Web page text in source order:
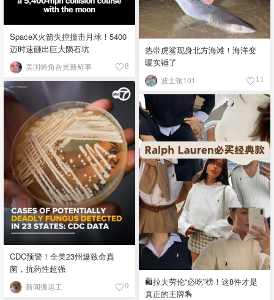
热带虎鲨现身北方海滩！海洋变
暖实锤了
波士顿101 11
SpaceX火箭失控撞击月球！5400
迈时速砸出巨大陨石坑
美国犄角旮旯新鲜事 8
CDC预警！全美23州爆致命真
菌，抗药性超强
新闻搬运工 9
🛍️拉夫劳伦“必吃”榜！这8件才是
真正的王牌🏇